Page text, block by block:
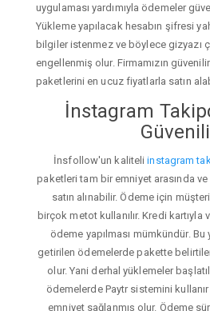
uygulaması yardımıyla ödemeler
Yükleme yapılacak hesabın şifresi
bilgiler istenmez ve böylece gizyazı
engellenmiş olur. Firmamızın
paketlerini en ucuz fiyatlarla satın
İnstagram
İnsfollow'un kaliteliinstagram
paketleri tam bir emniyet arasında
satın alınabilir. Ödeme için
birçok metot kullanılır. Kredi
ödeme yapılması mümkündür.
getirilen ödemelerde pakette
olur. Yani derhal yüklemeler
ödemelerde Paytr sistemini
emniyet sağlanmış olur. Ödeme